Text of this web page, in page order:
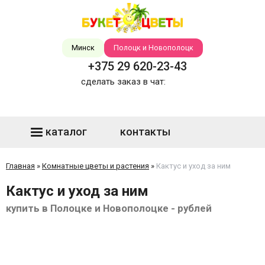
Минск Полоцк и Новополоцк
+375 29 620-23-43
сделать заказ в чат:
каталог контакты
Главная » Комнатные цветы и растения » Кактус и уход за ним
Кактус и уход за ним
купить в Полоцке и Новополоцке - рублей